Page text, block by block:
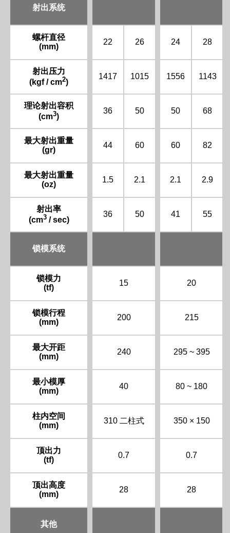
射出系统
螺杆直径
(mm)
射出压力
(kgf / cm2)
理论射出容积
(cm3)
最大射出重量
(gr)
最大射出重量
(oz)
射出率
(cm3/ sec)
锁模系统
锁模力
(tf)
锁模行程
(mm)
最大开距
(mm)
最小模厚
(mm)
柱内空间
(mm)
顶出力
(tf)
顶出高度
(mm)
其他
22 26
1417 1015
36 50
44 60
1.5 2.1
36 50
15
200
240
40
310 二柱式
0.7
28
24 28
1556 1143
50 68
60 82
2.1 2.9
41 55
20
215
295 ~ 395
80 ~ 180
350 × 150
0.7
28